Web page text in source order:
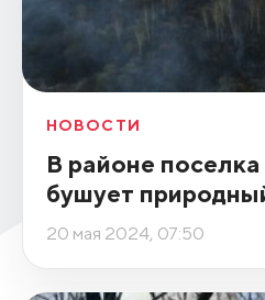
НОВОСТИ
В районе
бушует
20 мая 2024, 07:50